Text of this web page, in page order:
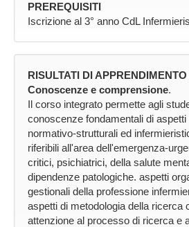
PREREQUISITI
Iscrizione al 3° anno CdL
RISULTATI DI APPRENDIMENTO
Conoscenze e comprensione.
Il corso integrato permette agli
conoscenze fondamentali di
normativo-strutturali ed
riferibili all'area dell'emergenza-
critici, psichiatrici, della salute
dipendenze patologiche. aspetti
gestionali della professione
aspetti di metodologia della ricerca
attenzione al processo di ricerca e